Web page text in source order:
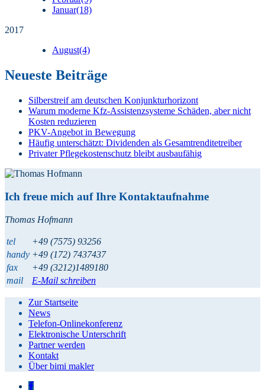
Januar(18)
2017
August(4)
Neueste Beiträge
Silberstreif am deutschen Konjunkturhorizont
Warum moderne Kfz-Assistenzsysteme Schäden, aber nicht
Kosten reduzieren
PKV-Angebot in Bewegung
Häufig unterschätzt: Dividenden als Gesamtrenditetreiber
Privater Pflegekostenschutz bleibt ausbaufähig
Ich freue mich auf Ihre Kontaktaufnahme
Thomas Hofmann
tel
+49 (7575) 93256
handy +49 (172) 7437437
fax
+49 (3212)1489180
mail
E-Mail schreiben
Zur Startseite
News
Telefon-Onlinekonferenz
Elektronische Unterschrift
Partner werden
Kontakt
Über bimi makler